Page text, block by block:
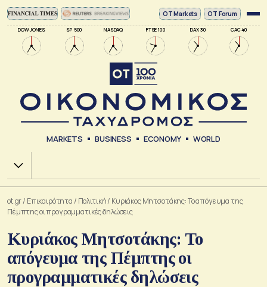
DOW JONES SP 500 NASDAQ FTSE 100 DAX 30 CAC 40
ΟΤ Markets OT Forum
MARKETS BUSINESS ECONOMY WORLD
Χ.Α.
ot.gr/ Επικαιρότητα / Πολιτική/ Κυριάκος Μητσοτάκης: Το απόγευμα της
Πέμπτης οι προγραμματικές δηλώσεις
Κυριάκος Μητσοτάκης: Το
απόγευμα της Πέμπτης οι
προγραμματικές δηλώσεις